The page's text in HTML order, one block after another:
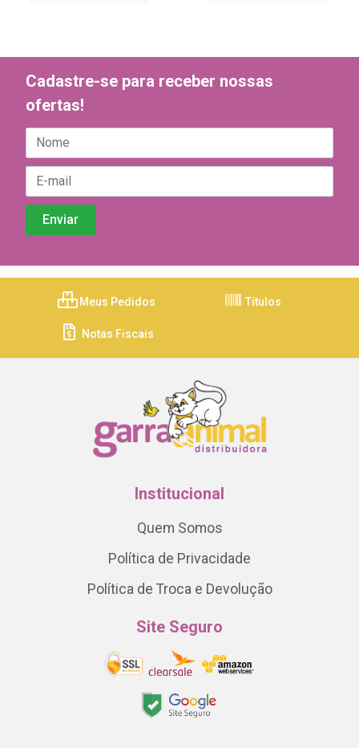
Cadastre-se para receber nossas
ofertas!
Meus Pedidos Títulos
Notas Fiscais
Institucional
Quem Somos
Política de Privacidade
Política de Troca e Devolução
Site Seguro